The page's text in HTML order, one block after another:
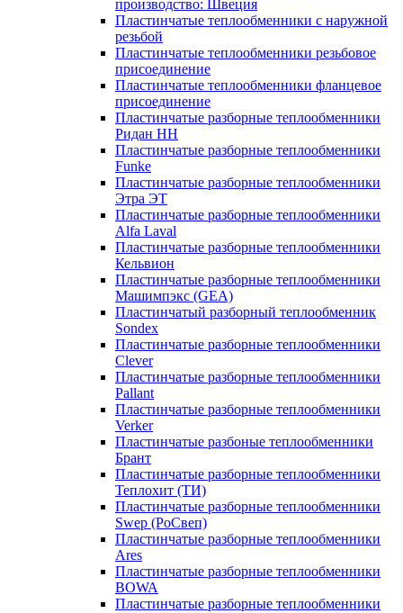
производство: Швеция
Пластинчатые теплообменники с наружной
резьбой
Пластинчатые теплообменники резьбовое
присоединение
Пластинчатые теплообменники фланцевое
присоединение
Пластинчатые разборные теплообменники
Ридан НН
Пластинчатые разборные теплообменники
Funke
Пластинчатые разборные теплообменники
Этра ЭТ
Пластинчатые разборные теплообменники
Alfa Laval
Пластинчатые разборные теплообменники
Кельвион
Пластинчатые разборные теплообменники
Машимпэкс (GEA)
Пластинчатый разборный теплообменник
Sondex
Пластинчатые разборные теплообменники
Clever
Пластинчатые разборные теплообменники
Pallant
Пластинчатые разборные теплообменники
Verker
Пластинчатые разбоные теплообменники
Брант
Пластинчатые разборные теплообменники
Теплохит (ТИ)
Пластинчатые разборные теплообменники
Swep (РоСвеп)
Пластинчатые разборные теплообменники
Ares
Пластинчатые разборные теплообменники
BOWA
Пластинчатые разборные теплообменники